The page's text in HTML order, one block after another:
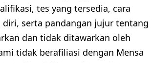
tes yang tersedia, cara
diri, serta pandangan jujur tentang
dan tidak ditawarkan oleh
tidak berafiliasi dengan Mensa